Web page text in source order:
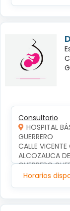
Consultorio
HOSPITAL
GUERRERO
CALLE
ALCOZAUCA
Horarios